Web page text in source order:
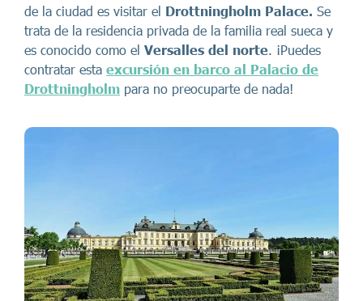
de la ciudad es visitar el Drottningholm Palace. Se
trata de la residencia privada de la familia real sueca y
es conocido como el Versalles del norte. ¡Puedes
contratar esta excursión en barco al Palacio de
Drottningholm para no preocuparte de nada!